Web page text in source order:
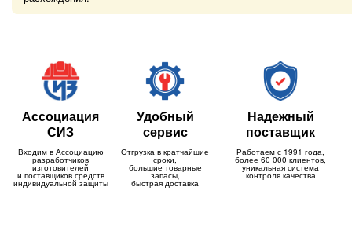
Ассоциация
СИЗ
Входим в Ассоциацию
разработчиков
изготовителей
и поставщиков средств
индивидуальной защиты
Удобный
сервис
Отгрузка в кратчайшие
сроки,
большие товарные
запасы,
быстрая доставка
Надежный
поставщик
Работаем с 1991 года,
более 60 000 клиентов,
уникальная система
контроля качества